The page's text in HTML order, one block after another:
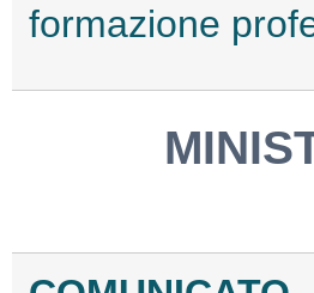
formazione